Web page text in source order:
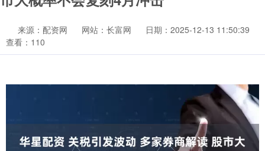
来源：配资网 网站：长富网
日期：2025-12-13 11:50:39
查看：110